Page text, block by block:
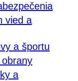
vied a
a športu
a